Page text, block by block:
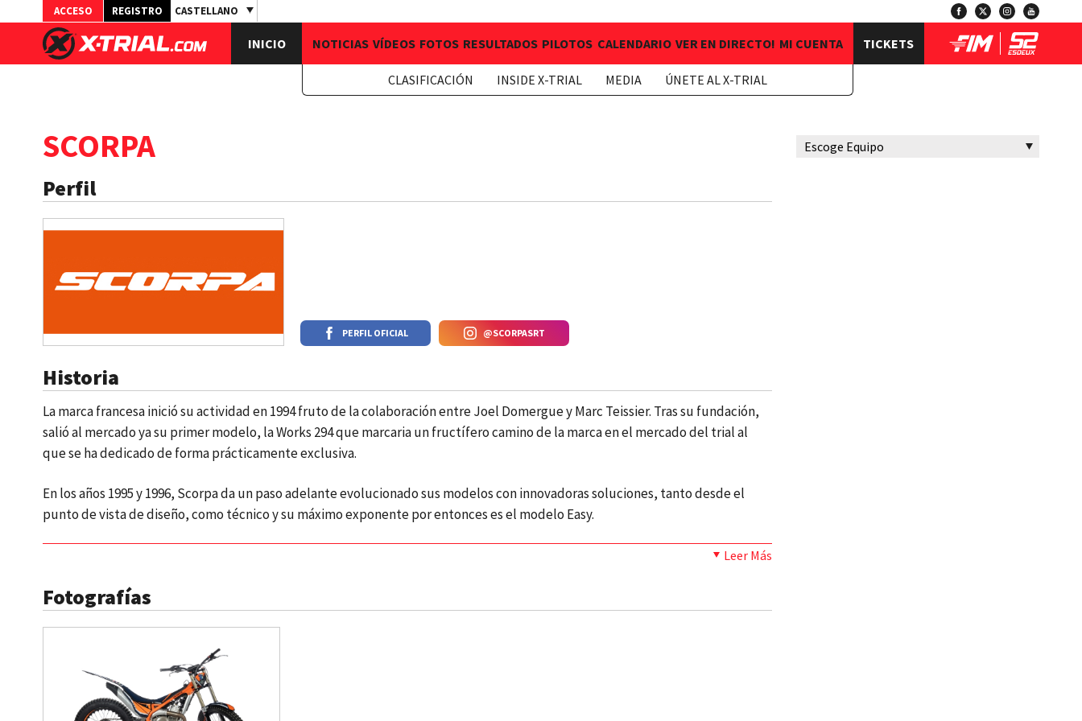
ACCESO REGISTRO CASTELLANO
INICIO NOTICIAS VÍDEOS FOTOS RESULTADOS PILOTOS CALENDARIO VER EN DIRECTO! MI CUENTA
CLASIFICACIÓN INSIDE X-TRIAL MEDIA ÚNETE AL X-TRIAL
TICKETS
SCORPA
Perfil
PERFIL OFICIAL @SCORPASRT
Historia
La marca francesa inició su actividad en 1994 fruto de la colaboración entre Joel Domergue y Marc Teissier. Tras su fundación,
salió al mercado ya su primer modelo, la Works 294 que marcaria un fructífero camino de la marca en el mercado del trial al
que se ha dedicado de forma prácticamente exclusiva.
En los años 1995 y 1996, Scorpa da un paso adelante evolucionado sus modelos con innovadoras soluciones, tanto desde el
punto de vista de diseño, como técnico y su máximo exponente por entonces es el modelo Easy.
Leer Más
Fotografías